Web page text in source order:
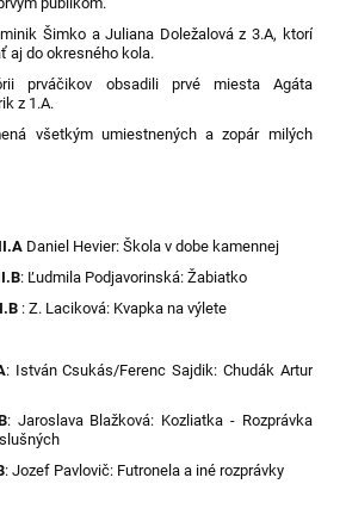
Šimko a Juliana Doležalová z 3.A, ktorí
aj do okresného kola.
prváčikov obsadili prvé miesta Agáta
z 1.A.
všetkým umiestnených a zopár milých
Daniel Hevier: Škola v dobe kamennej
: Ľudmila Podjavorinská: Žabiatko
: Z. Laciková: Kvapka na výlete
: István Csukás/Ferenc Sajdik: Chudák Artur
: Jaroslava Blažková: Kozliatka - Rozprávka
: Jozef Pavlovič: Futronela a iné rozprávky